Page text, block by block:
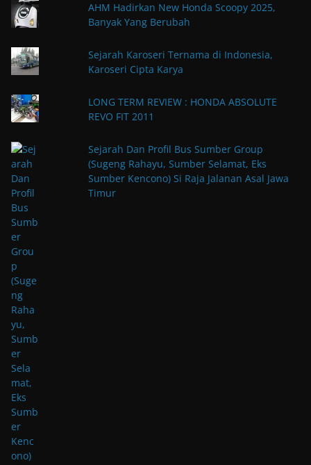
AHM Hadirkan New Honda Scoopy 2025,
Banyak Yang Berubah
Sejarah Karoseri Ternama di Indonesia,
Karoseri Cipta Karya
LONG TERM REVIEW : HONDA ABSOLUTE
REVO FIT 2011
Sejarah Dan Profil Bus Sumber Group
(Sugeng Rahayu, Sumber Selamat, Eks
Sumber Kencono) Si Raja Jalanan Asal Jawa
Timur